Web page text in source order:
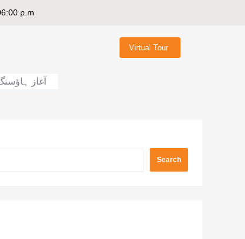
p.m
Virtual Tour
آغاز
Search